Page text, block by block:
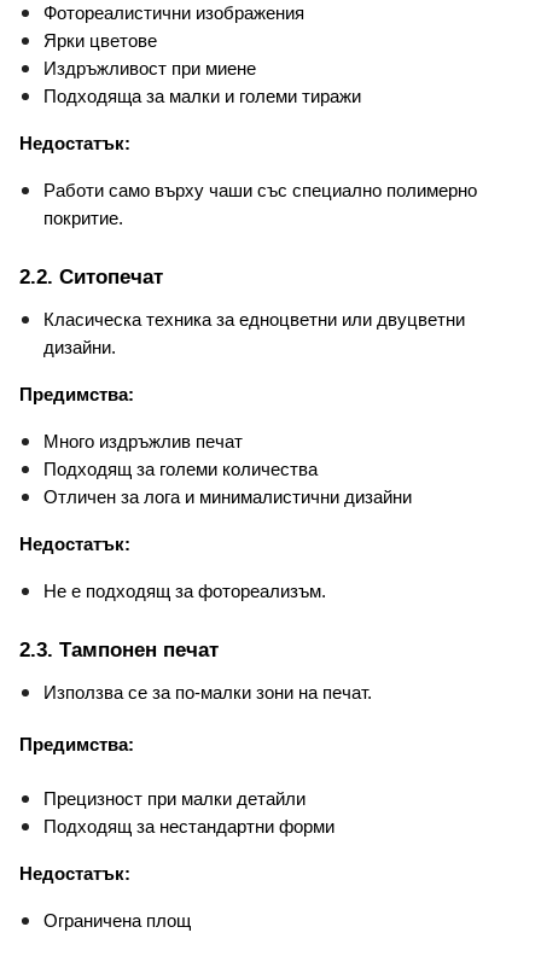
Фотореалистични изображения
Ярки цветове
Издръжливост при миене
Подходяща за малки и големи тиражи
Недостатък:
Работи само върху чаши със специално полимерно
покритие.
2.2. Ситопечат
Класическа техника за едноцветни или двуцветни
дизайни.
Предимства:
Много издръжлив печат
Подходящ за големи количества
Отличен за лога и минималистични дизайни
Недостатък:
Не е подходящ за фотореализъм.
2.3. Тампонен печат
Използва се за по-малки зони на печат.
Предимства:
Прецизност при малки детайли
Подходящ за нестандартни форми
Недостатък:
Ограничена площ